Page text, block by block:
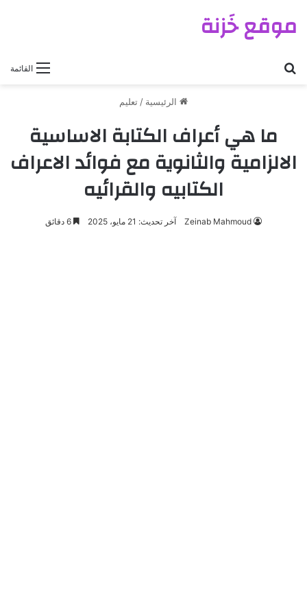
القائمة
موقع خَزنة
الرئيسية / تعليم
ما هي أعراف الكتابة الاساسية
الالزامية والثانوية مع فوائد الاعراف
الكتابيه والقرائيه
Zeinab Mahmoud آخر تحديث: 21 مايو، 2025